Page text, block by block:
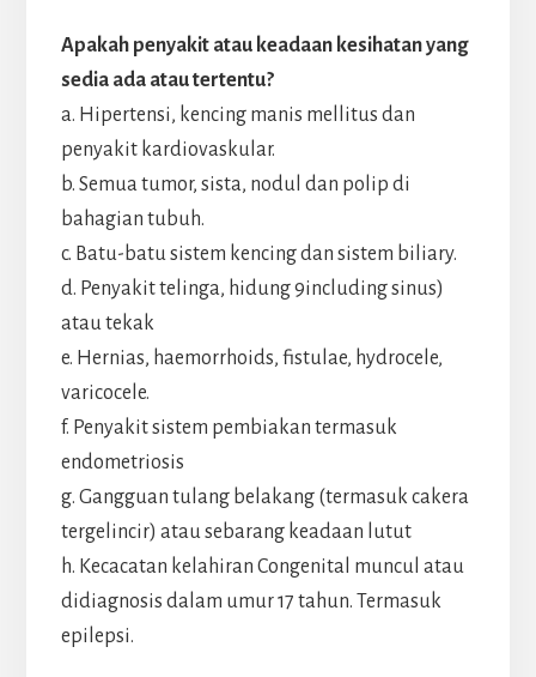
Apakah penyakit atau keadaan kesihatan yang
sedia ada atau tertentu?
a. Hipertensi, kencing manis mellitus dan
penyakit kardiovaskular.
b. Semua tumor, sista, nodul dan polip di
bahagian tubuh.
c. Batu-batu sistem kencing dan sistem biliary.
d. Penyakit telinga, hidung 9including sinus)
atau tekak
e. Hernias, haemorrhoids, fistulae, hydrocele,
varicocele.
f. Penyakit sistem pembiakan termasuk
endometriosis
g. Gangguan tulang belakang (termasuk cakera
tergelincir) atau sebarang keadaan lutut
h. Kecacatan kelahiran Congenital muncul atau
didiagnosis dalam umur 17 tahun. Termasuk
epilepsi.